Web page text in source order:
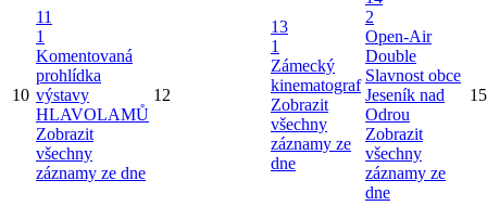
10
11
1
Komentovaná
prohlídka
výstavy
HLAVOLAMŮ
Zobrazit
všechny
záznamy ze dne
12
13
1
Zámecký
kinematograf
Zobrazit
všechny
záznamy ze
dne
2
Open-Air
Double
Slavnost obce
Jeseník nad
Odrou
Zobrazit
všechny
záznamy ze
dne
15